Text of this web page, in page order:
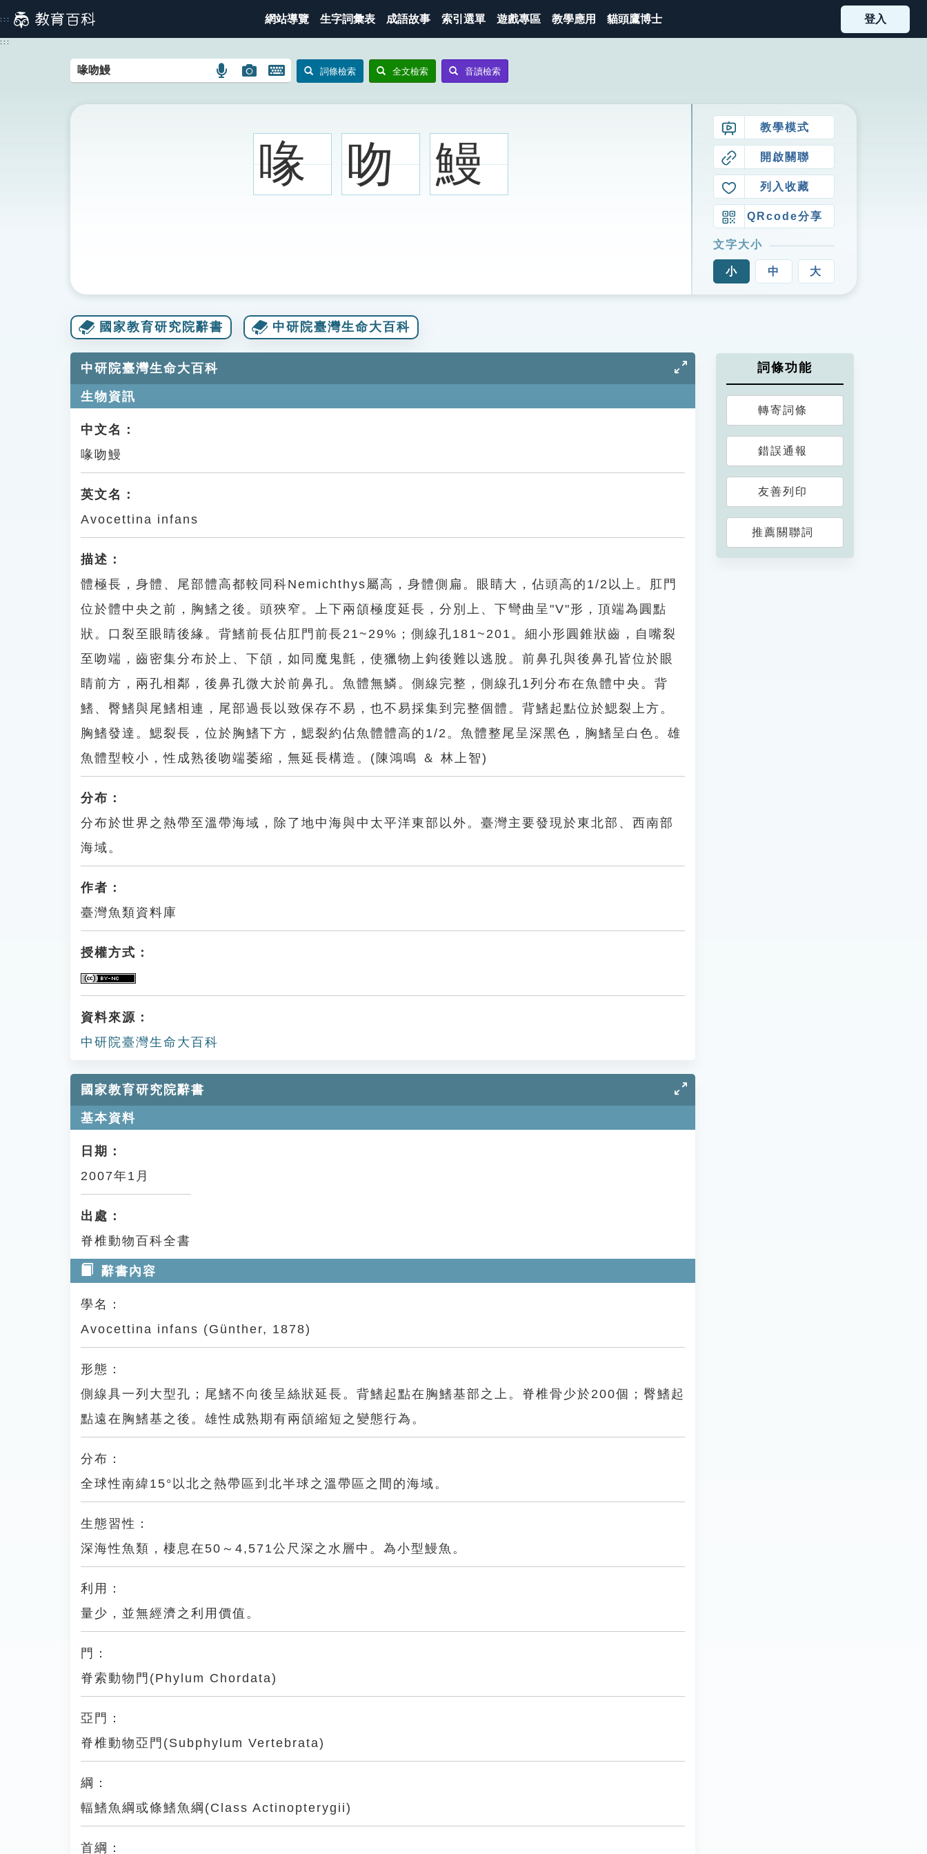
到
主
::: 網站導覽 生字詞彙表 成語故事 索引選單 遊戲專區 教學應用 貓頭鷹博士 登入
:::
語
搜
圖
搜
圖
開
鍵
圖
示
詞條檢索 全文檢索 音讀檢索
喙 吻 鰻
教學模式
開啟關聯
列入收藏
QRcode分享
文字大小
小 中 大
國家教育研究院辭書 中研院臺灣生命大百科
中研院臺灣生命大百科
生物資訊
中文名：
喙吻鰻
英文名：
Avocettina infans
描述：
體極長，身體、尾部體高都較同科Nemichthys屬高，身體側扁。眼睛大，佔頭高的1/2以上。肛門
位於體中央之前，胸鰭之後。頭狹窄。上下兩頜極度延長，分別上、下彎曲呈"V"形，頂端為圓點
狀。口裂至眼睛後緣。背鰭前長佔肛門前長21~29%；側線孔181~201。細小形圓錐狀齒，自嘴裂
至吻端，齒密集分布於上、下頜，如同魔鬼氈，使獵物上鉤後難以逃脫。前鼻孔與後鼻孔皆位於眼
睛前方，兩孔相鄰，後鼻孔微大於前鼻孔。魚體無鱗。側線完整，側線孔1列分布在魚體中央。背
鰭、臀鰭與尾鰭相連，尾部過長以致保存不易，也不易採集到完整個體。背鰭起點位於鰓裂上方。
胸鰭發達。鰓裂長，位於胸鰭下方，鰓裂約佔魚體體高的1/2。魚體整尾呈深黑色，胸鰭呈白色。雄
魚體型較小，性成熟後吻端萎縮，無延長構造。(陳鴻鳴 ＆ 林上智)
分布：
分布於世界之熱帶至溫帶海域，除了地中海與中太平洋東部以外。臺灣主要發現於東北部、西南部
海域。
作者：
臺灣魚類資料庫
授權方式：
資料來源：
中研院臺灣生命大百科
國家教育研究院辭書
基本資料
日期：
2007年1月
出處：
脊椎動物百科全書
辭書內容
學名：
Avocettina infans (Günther, 1878)
形態：
側線具一列大型孔；尾鰭不向後呈絲狀延長。背鰭起點在胸鰭基部之上。脊椎骨少於200個；臀鰭起
點遠在胸鰭基之後。雄性成熟期有兩頜縮短之變態行為。
分布：
全球性南緯15°以北之熱帶區到北半球之溫帶區之間的海域。
生態習性：
深海性魚類，棲息在50～4,571公尺深之水層中。為小型鰻魚。
利用：
量少，並無經濟之利用價值。
門：
脊索動物門(Phylum Chordata)
亞門：
脊椎動物亞門(Subphylum Vertebrata)
綱：
輻鰭魚綱或條鰭魚綱(Class Actinopterygii)
首綱：
詞條功能
轉寄詞條
錯誤通報
友善列印
推薦關聯詞